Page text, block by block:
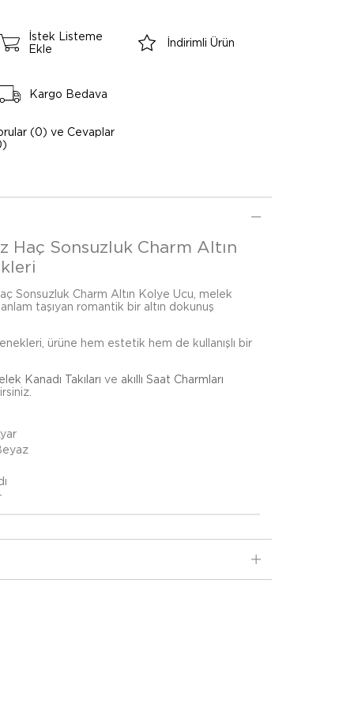
İstek Listeme
Ekle
İndirimli Ürün
Kargo Bedava
(0) ve Cevaplar
Haç Sonsuzluk Charm Altın
Sonsuzluk Charm Altın Kolye Ucu, melek
taşıyan romantik bir altın dokunuş
ürüne hem estetik hem de kullanışlı bir
Kanadı Takıları ve akıllı Saat Charmları